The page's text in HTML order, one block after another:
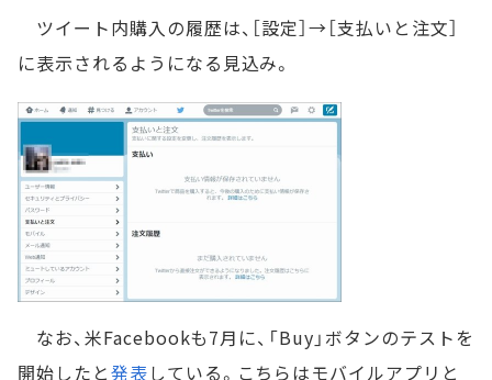
ツイート内購入の履歴は、［設定］→［支払いと注文］
に表示されるようになる見込み。
なお、米Facebookも7月に、「Buy」ボタンのテストを
開始したと発表している。こちらはモバイルアプリと